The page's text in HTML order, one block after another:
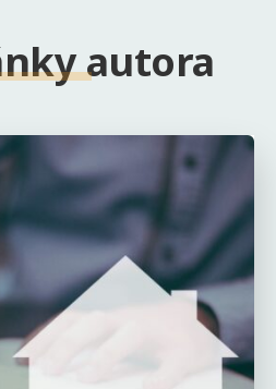
autora